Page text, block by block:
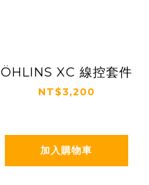
ÖHLINS XC 線控套件
NT$3,200
加入購物車